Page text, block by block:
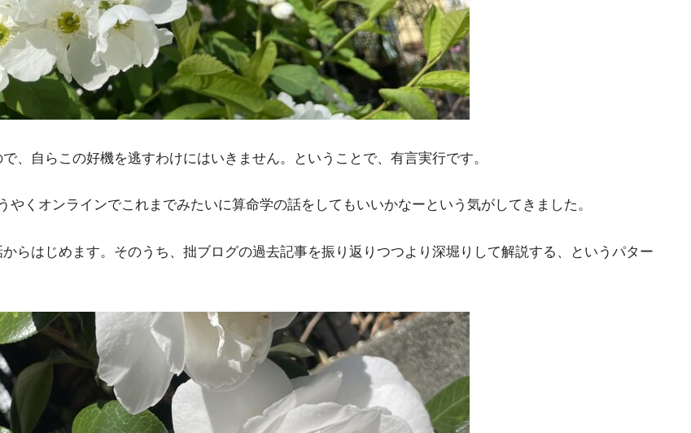
、自らこの好機を逃すわけにはいきません。ということで、有言実行です。
くオンラインでこれまでみたいに算命学の話をしてもいいかなーという気がしてきました。
らはじめます。そのうち、拙ブログの過去記事を振り返りつつより深堀りして解説する、というパター